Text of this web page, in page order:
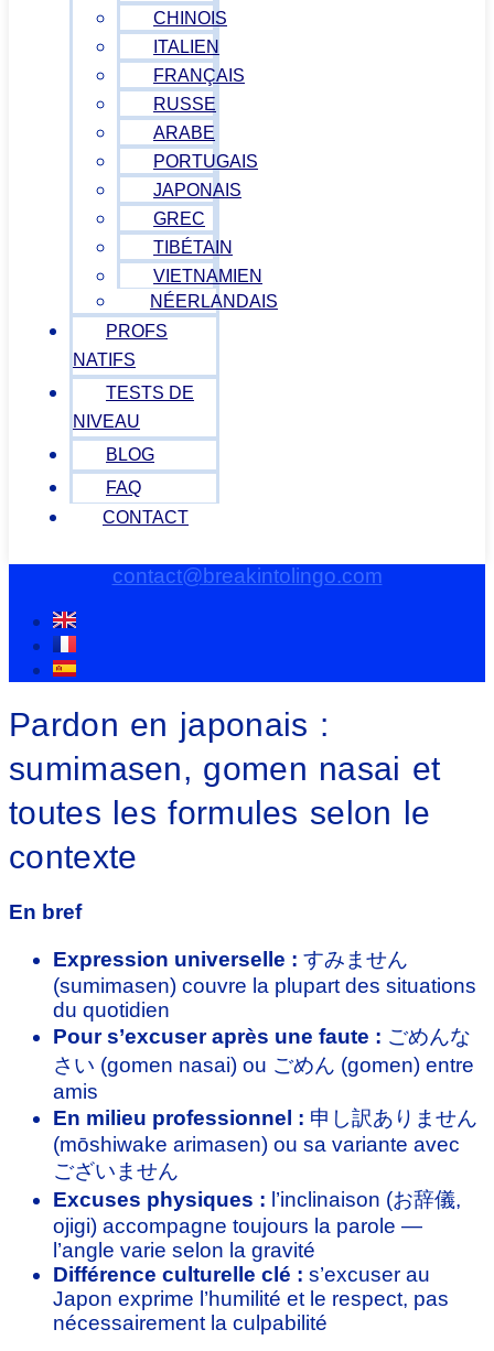
CHINOIS
ITALIEN
FRANÇAIS
RUSSE
ARABE
PORTUGAIS
JAPONAIS
GREC
TIBÉTAIN
VIETNAMIEN
NÉERLANDAIS
PROFS
NATIFS
TESTS DE
NIVEAU
BLOG
FAQ
CONTACT
contact@breakintolingo.com
Pardon en japonais :
sumimasen, gomen nasai et
toutes les formules selon le
contexte
En bref
Expression universelle : すみません
(sumimasen) couvre la plupart des situations
du quotidien
Pour s’excuser après une faute : ごめんな
さい (gomen nasai) ou ごめん (gomen) entre
amis
En milieu professionnel : 申し訳ありません
(mōshiwake arimasen) ou sa variante avec
ございません
Excuses physiques : l’inclinaison (お辞儀,
ojigi) accompagne toujours la parole —
l’angle varie selon la gravité
Différence culturelle clé : s’excuser au
Japon exprime l’humilité et le respect, pas
nécessairement la culpabilité